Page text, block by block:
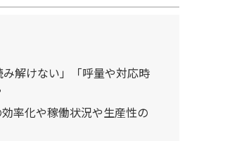
解けない」「呼量や対応時
率化や稼働状況や生産性の